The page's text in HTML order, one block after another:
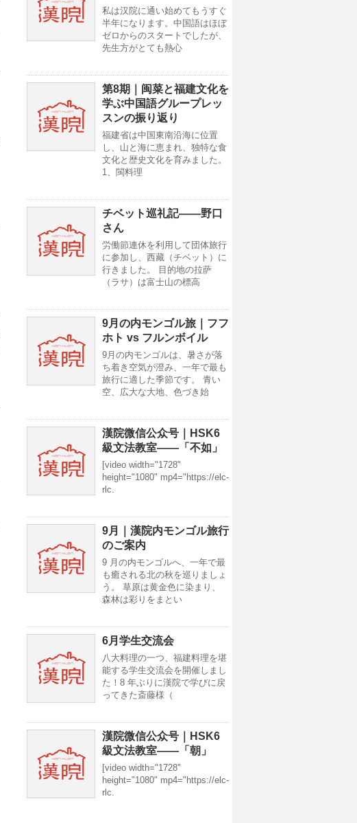
私は汉院に通い始めてもうすぐ
半年になります。中国語はほぼ
ゼロからのスタートでしたが、
先生方がとても熱心
第8期｜闽菜と福建文化を
学ぶ中国語グループレッ
スンの振り返り
福建省は中国東南沿海に位置
し、山と海に恵まれ、独特な食
文化と歴史文化を育みました。
1、閩料理
チベット巡礼記——野口
さん
労働節連休を利用して団体旅行
に参加し、西藏（チベット）に
行きました。 目的地の拉萨
（ラサ）は富士山の標高
9月の内モンゴル旅｜フフ
ホト vs フルンボイル
9月の内モンゴルは、暑さが落
ち着き空気が澄み、一年で最も
旅行に適した季節です。 青い
空、広大な大地、色づき始
漢院微信公众号｜HSK6
級文法教室——「不如」
[video width="1728"
height="1080" mp4="https://elc-
rlc.
9月｜漢院内モンゴル旅行
のご案内
9 月の内モンゴルへ、一年で最
も癒される北の秋を巡りましょ
う。 草原は黄金色に染まり、
森林は彩りをまとい
6月学生交流会
八大料理の一つ、福建料理を堪
能する学生交流会を開催しまし
た！8 年ぶりに漢院で学びに戻
ってきた斎藤様（
漢院微信公众号｜HSK6
級文法教室——「朝」
[video width="1728"
height="1080" mp4="https://elc-
rlc.